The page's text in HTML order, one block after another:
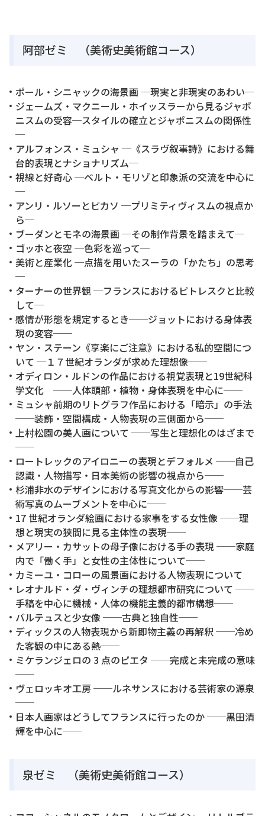
阿部ゼミ （美術史美術館コース）
ポール・シニャックの海景画 ─現実と非現実のあわい─
ジェームズ・マクニール・ホイッスラーから見るジャポ
ニスムの受容─スタイルの確立とジャポニスムの関係性
─
アルフォンス・ミュシャ ─《スラヴ叙事詩》における舞
台的表現とナショナリズム─
視線と好奇心 ─ベルト・モリゾと印象派の交流を中心に
─
アンリ・ルソーとピカソ ─プリミティヴィスムの視点か
ら─
ブーダンとモネの海景画 ─その制作背景を踏まえて─
ゴッホと夜空 ─色彩を巡って─
美術と産業化 ─点描を用いたスーラの「かたち」の思考
─
ターナーの世界観 ─フランスにおけるピトレスクと比較
して─
感情が形態を規定するとき──ジョットにおける身体表
現の変容──
ヤン・ステーン《享楽にご注意》における私的空間につ
いて ─１７世紀オランダが求めた理想像──
オディロン・ルドンの作品における視覚表現と19世紀科
学文化 ──人体頭部・植物・身体表現を中心に──
ミュシャ前期のリトグラフ作品における「暗示」の手法
──装飾・空間構成・人物表現の三側面から──
上村松園の美人画について ──写生と理想化のはざまで
──
ロートレックのアイロニーの表現とデフォルメ ──自己
認識・人物描写・日本美術の影響の視点から──
杉浦非水のデザインにおける写真文化からの影響──芸
術写真のムーブメントを中心に──
17 世紀オランダ絵画における家事をする女性像 ──理
想と現実の狭間に見る主体性の表現──
メアリー・カサットの母子像における手の表現 ──家庭
内で「働く手」と女性の主体性について──
カミーユ・コローの風景画における人物表現について
レオナルド・ダ・ヴィンチの理想都市研究について ──
手稿を中心に機械・人体の機能主義的都市構想──
バルテュスと少女像 ──古典と独自性──
ディックスの人物表現から新即物主義の再解釈 ──冷め
た客観の中にある熱──
ミケランジェロの 3 点のピエタ ──完成と未完成の意味
──
ヴェロッキオ工房 ──ルネサンスにおける芸術家の源泉
──
日本人画家はどうしてフランスに行ったのか ──黒田清
輝を中心に──
泉ゼミ （美術史美術館コース）